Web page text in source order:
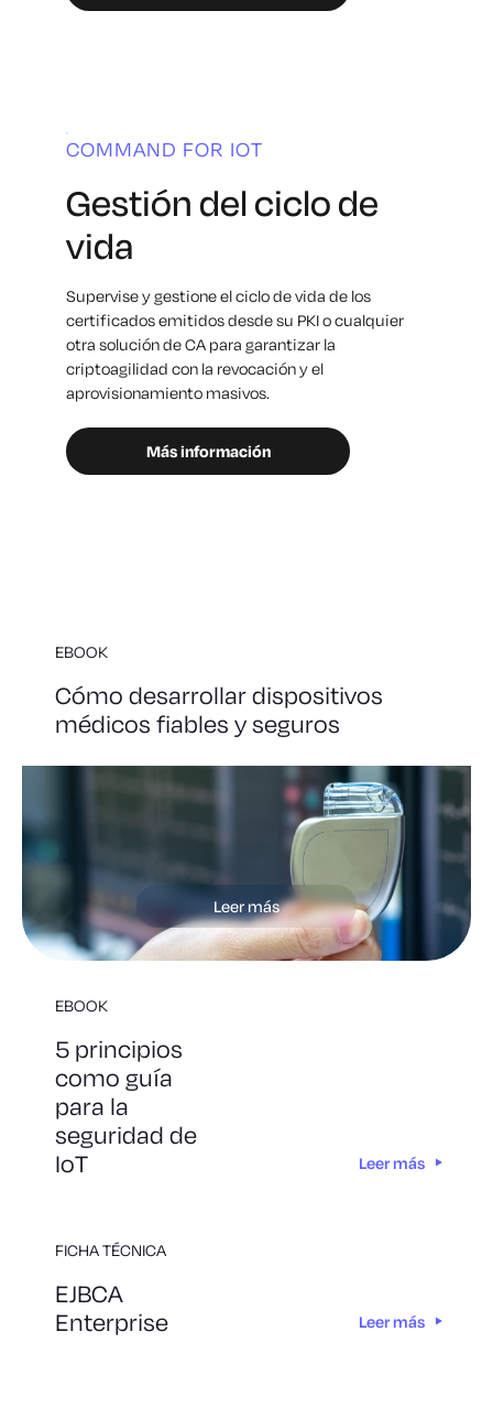
COMMAND FOR IOT
Gestión del ciclo de
vida
Supervise y gestione el ciclo de vida de los
certificados emitidos desde su PKI o cualquier
otra solución de CA para garantizar la
criptoagilidad con la revocación y el
aprovisionamiento masivos.
Más información
EBOOK
Cómo desarrollar dispositivos
médicos fiables y seguros
Leer más
EBOOK
5 principios
como guía
para la
seguridad de
IoT
Leer más
FICHA TÉCNICA
EJBCA
Enterprise
Leer más